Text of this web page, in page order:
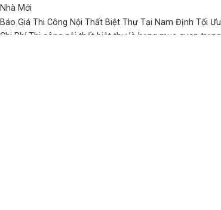
Nhà Mới
Báo Giá Thi Công Nội Thất Biệt Thự Tại Nam Định Tối Ưu
Chi Phí Thi công nội thất biệt thự là hạng mục quan trọng